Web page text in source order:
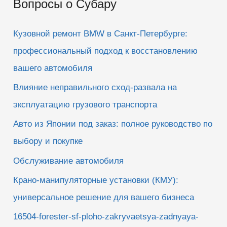
с
Вопросы о Субару
Кузовной ремонт BMW в Санкт-Петербурге:
профессиональный подход к восстановлению
вашего автомобиля
Влияние неправильного сход-развала на
эксплуатацию грузового транспорта
Авто из Японии под заказ: полное руководство по
выбору и покупке
Обслуживание автомобиля
Крано-манипуляторные установки (КМУ):
универсальное решение для вашего бизнеса
16504-forester-sf-ploho-zakryvaetsya-zadnyaya-